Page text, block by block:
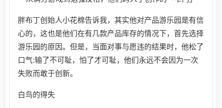
胖布丁创始人小花棉告诉我，其实他对产品游乐园是有信
心的，这也是他们在有几款产品库存的情况下，首先选择
游乐园的原因。但是，当面对事与愿违的结果时，他松了
口气:输了不可耻，怕了才可耻，他们永远不会因为一次
失败而敢于创新。
白鸟的得失